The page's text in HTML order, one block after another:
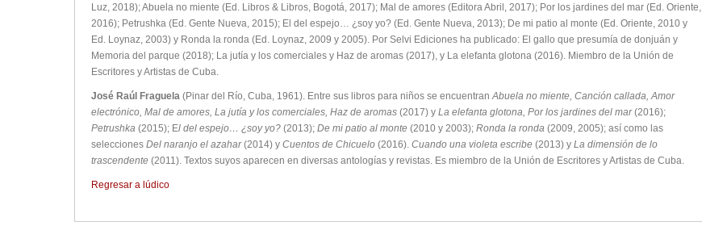
Luz, 2018); Abuela no miente (Ed. Libros & Libros, Bogotá, 2017); Mal de amores (Editora Abril, 2017); Por los jardines del mar (Ed. Oriente,
2016); Petrushka (Ed. Gente Nueva, 2015); El del espejo… ¿soy yo? (Ed. Gente Nueva, 2013); De mi patio al monte (Ed. Oriente, 2010 y
Ed. Loynaz, 2003) y Ronda la ronda (Ed. Loynaz, 2009 y 2005). Por Selvi Ediciones ha publicado: El gallo que presumía de donjuán y
Memoria del parque (2018); La jutía y los comerciales y Haz de aromas (2017), y La elefanta glotona (2016). Miembro de la Unión de
Escritores y Artistas de Cuba.
José Raúl Fraguela (Pinar del Río, Cuba, 1961). Entre sus libros para niños se encuentranAbuela no miente, Canción callada, Amor
electrónico, Mal de amores, La jutía y los comerciales, Haz de aromas (2017) y La elefanta glotona, Por los jardines del mar(2016);
Petrushka (2015); El del espejo… ¿soy yo? (2013); De mi patio al monte (2010 y 2003); Ronda la ronda (2009, 2005); así como las
selecciones Del naranjo el azahar(2014) y Cuentos de Chicuelo (2016). Cuando una violeta escribe (2013) y La dimensión de lo
trascendente (2011). Textos suyos aparecen en diversas antologías y revistas. Es miembro de la Unión de Escritores y Artistas de Cuba.
Regresar a lúdico